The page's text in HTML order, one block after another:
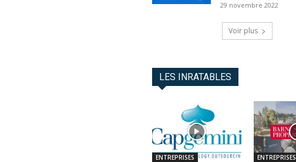
29 novembre 2022
Voir plus
LES INRATABLES
ENTREPRISES ENTREPRISES